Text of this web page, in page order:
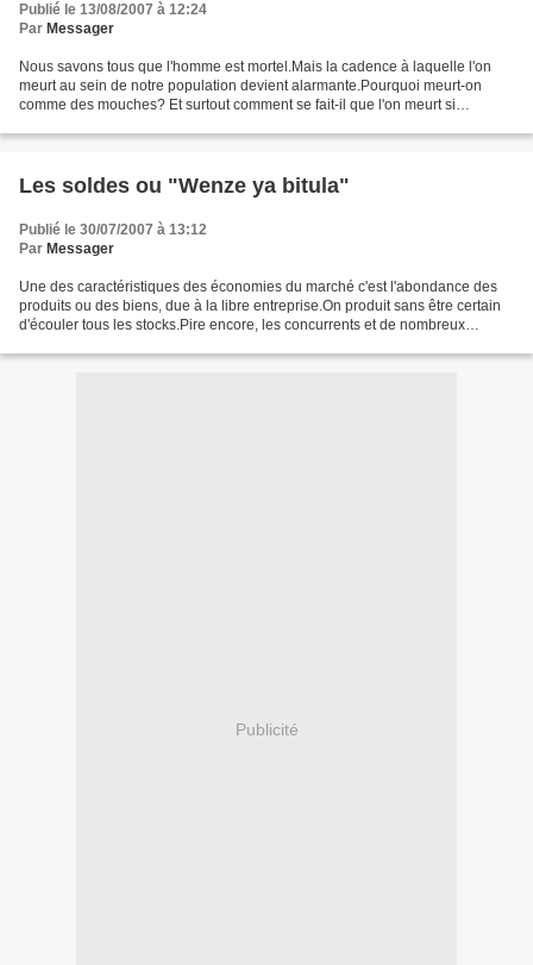
Publié le 13/08/2007 à 12:24
Par Messager
Nous savons tous que l'homme est mortel.Mais la cadence à laquelle l'on
meurt au sein de notre population devient alarmante.Pourquoi meurt-on
comme des mouches? Et surtout comment se fait-il que l'on meurt si
Les soldes ou "Wenze ya bitula"
Publié le 30/07/2007 à 13:12
Par Messager
Une des caractéristiques des économies du marché c'est l'abondance des
produits ou des biens, due à la libre entreprise.On produit sans être certain
d'écouler tous les stocks.Pire encore, les concurrents et de nombreux
Publicité